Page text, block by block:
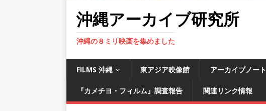
沖縄アーカイブ研究所
沖縄の８ミリ映画を集めました
FILMS 沖縄 東アジア映像館 アーカイブノート
『カメチヨ・フィルム』調査報告 関連リンク情報